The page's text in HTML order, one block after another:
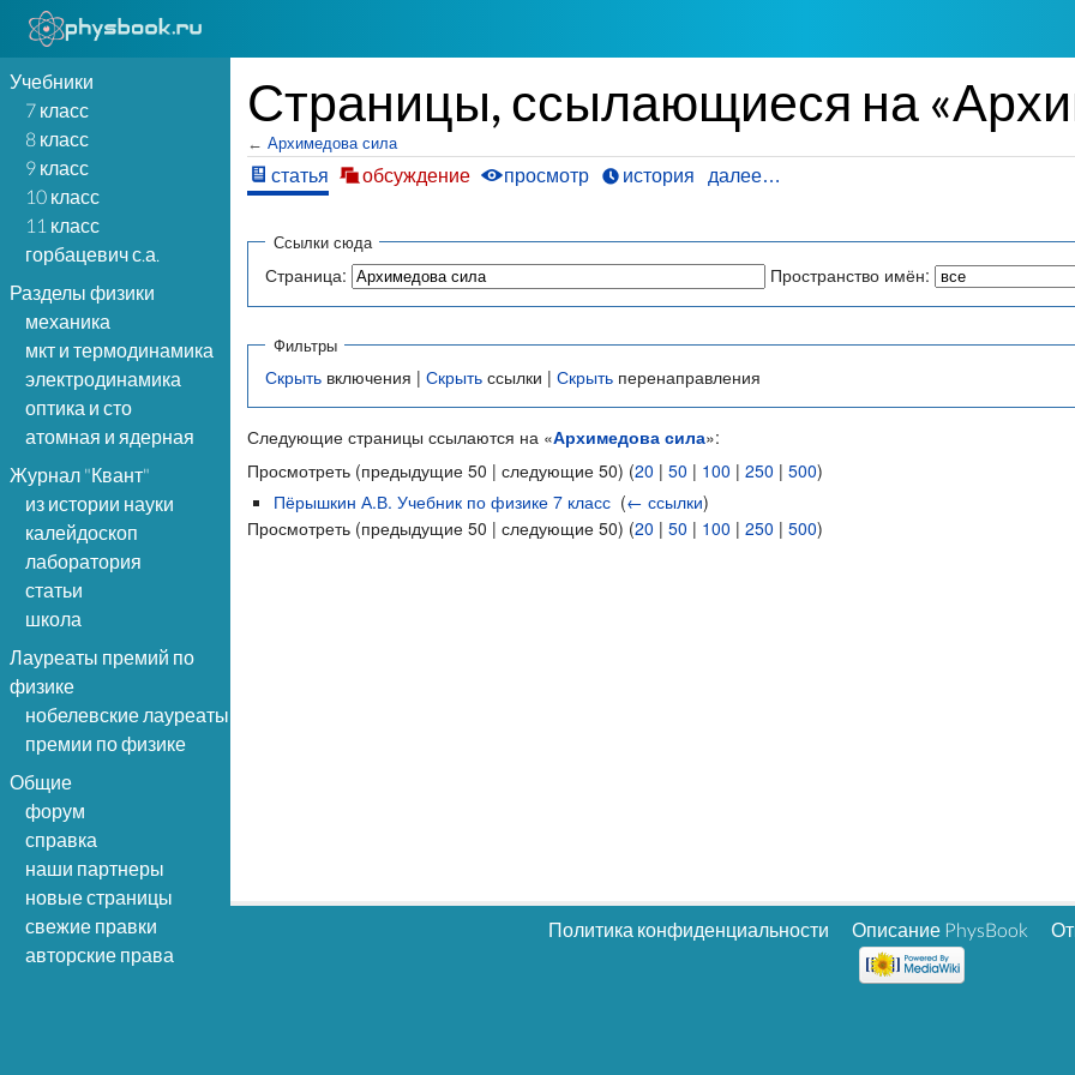
Учебники
7 класс
8 класс
9 класс
10 класс
11 класс
горбацевич с.а.
Разделы физики
механика
мкт и термодинамика
электродинамика
оптика и сто
атомная и ядерная
Журнал "Квант"
из истории науки
калейдоскоп
лаборатория
статьи
школа
Лауреаты премий по
физике
нобелевские лауреаты
премии по физике
Общие
форум
справка
наши партнеры
новые страницы
свежие правки
авторские права
Страницы, ссылающиеся на
←Архимедова сила
статья обсуждение просмотр история далее…
Ссылки сюда
Страница: Пространство имён:
Фильтры
Скрыть включения | Скрыть ссылки | Скрыть перенаправления
Следующие страницы ссылаются на «Архимедова сила»:
Просмотреть (предыдущие 50 | следующие 50) (20 | 50 | 100 | 250 | 500)
Пёрышкин А.В. Учебник по физике 7 класс (← ссылки)
Просмотреть (предыдущие 50 | следующие 50) (20 | 50 | 100 | 250 | 500)
Политика конфиденциальности Описание PhysBook